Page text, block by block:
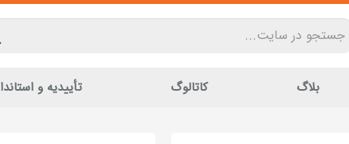
بلاگ کاتالوگ تأییدیه و